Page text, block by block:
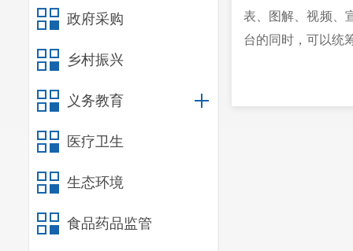
政府采购
乡村振兴
义务教育
医疗卫生
生态环境
食品药品监管
表、图解、视频、
台的同时，可以